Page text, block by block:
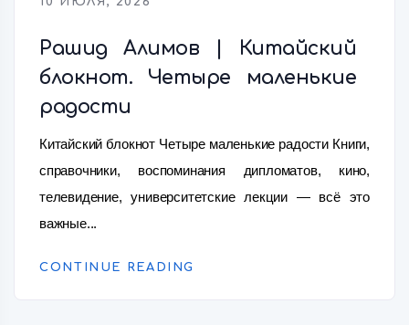
Рашид Алимов | Китайский
блокнот. Четыре маленькие
радости
Китайский блокнот Четыре маленькие радости Книги,
справочники, воспоминания дипломатов, кино,
телевидение, университетские лекции — всё это
важные...
CONTINUE READING